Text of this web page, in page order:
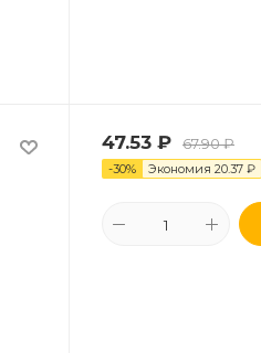
47.53 ₽ 67.90₽
-30% Экономия 20.37 ₽